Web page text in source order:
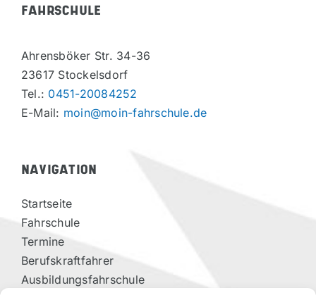
FAHRSCHULE
Ahrensböker Str. 34-36
23617 Stockelsdorf
Tel.: 0451-20084252
E-Mail: moin@moin-fahrschule.de
NAVIGATION
Startseite
Fahrschule
Termine
Berufskraftfahrer
Ausbildungsfahrschule